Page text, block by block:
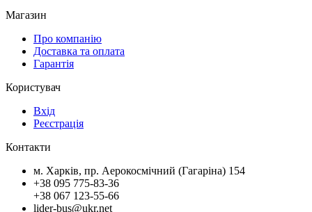
Магазин
Про компанію
Доставка та оплата
Гарантія
Користувач
Вхід
Реєстрація
Контакти
м. Харків, пр. Аерокосмічний (Гагаріна) 154
+38 095 775-83-36
+38 067 123-55-66
lider-bus@ukr.net